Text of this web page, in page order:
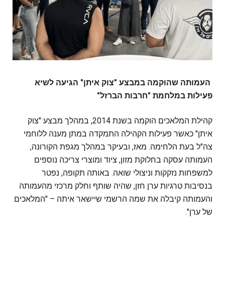
העמותה שהוקמה במבצע "צוק איתן" הגיעה לשיא
פעילות במלחמת "חרבות הברזל"
קהילת המלאכים הוקמה בשנת 2014, במהלך מבצע "צוק
איתן" כאשר פעילות הקהילה התמקדה במתן מענה ללוחמי
צה"ל בעת הלחימה. מאז, ובעיקר במהלך מגפת הקורונה,
העמותה עסקה בחלוקת מזון, ציוד ומוצרי צריכה נוספים
למשפחות נזקקות וניצולי שואה. באותה תקופה, נפטר
בנסיבות טרגיות ערן חזן, שהיה שותף וחלק מרכזי מהעמותה
והעמותה קיבלה את שמה הרשמי שיישאר איתה – "המלאכים
של ערן".